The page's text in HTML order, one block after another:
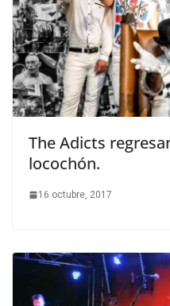
The Adicts
locochón.
16 octubre, 2017